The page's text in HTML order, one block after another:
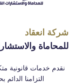
شركة انعقاد
للمحاماة
نقدم خدمات قانونية
التزامنا